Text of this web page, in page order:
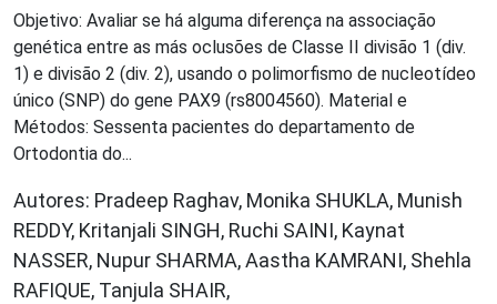
Objetivo: Avaliar se há alguma diferença na associação
genética entre as más oclusões de Classe II divisão 1 (div.
1) e divisão 2 (div. 2), usando o polimorfismo de nucleotídeo
único (SNP) do gene PAX9 (rs8004560). Material e
Métodos: Sessenta pacientes do departamento de
Ortodontia do...
Autores: Pradeep Raghav, Monika SHUKLA, Munish
REDDY, Kritanjali SINGH, Ruchi SAINI, Kaynat
NASSER, Nupur SHARMA, Aastha KAMRANI, Shehla
RAFIQUE, Tanjula SHAIR,